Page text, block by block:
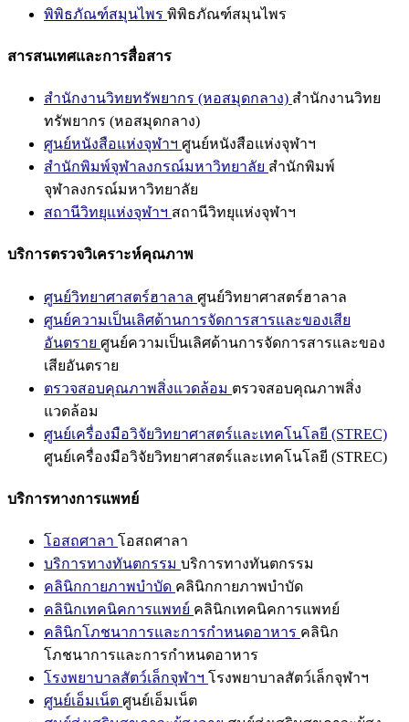
พิพิธภัณฑ์สมุนไพร พิพิธภัณฑ์สมุนไพร
สารสนเทศและการสื่อสาร
สำนักงานวิทยทรัพยากร (หอสมุดกลาง) สำนักงานวิทย
ทรัพยากร (หอสมุดกลาง)
ศูนย์หนังสือแห่งจุฬาฯ ศูนย์หนังสือแห่งจุฬาฯ
สำนักพิมพ์จุฬาลงกรณ์มหาวิทยาลัย สำนักพิมพ์
จุฬาลงกรณ์มหาวิทยาลัย
สถานีวิทยุแห่งจุฬาฯ สถานีวิทยุแห่งจุฬาฯ
บริการตรวจวิเคราะห์คุณภาพ
ศูนย์วิทยาศาสตร์ฮาลาล ศูนย์วิทยาศาสตร์ฮาลาล
ศูนย์ความเป็นเลิศด้านการจัดการสารและของเสีย
อันตราย ศูนย์ความเป็นเลิศด้านการจัดการสารและของ
เสียอันตราย
ตรวจสอบคุณภาพสิ่งแวดล้อม ตรวจสอบคุณภาพสิ่ง
แวดล้อม
ศูนย์เครื่องมือวิจัยวิทยาศาสตร์และเทคโนโลยี (STREC)
ศูนย์เครื่องมือวิจัยวิทยาศาสตร์และเทคโนโลยี (STREC)
บริการทางการแพทย์
โอสถศาลา โอสถศาลา
บริการทางทันตกรรม บริการทางทันตกรรม
คลินิกกายภาพบำบัด คลินิกกายภาพบำบัด
คลินิกเทคนิคการแพทย์ คลินิกเทคนิคการแพทย์
คลินิกโภชนาการและการกำหนดอาหาร คลินิก
โภชนาการและการกำหนดอาหาร
โรงพยาบาลสัตว์เล็กจุฬาฯ โรงพยาบาลสัตว์เล็กจุฬาฯ
ศูนย์เอ็มเน็ต ศูนย์เอ็มเน็ต